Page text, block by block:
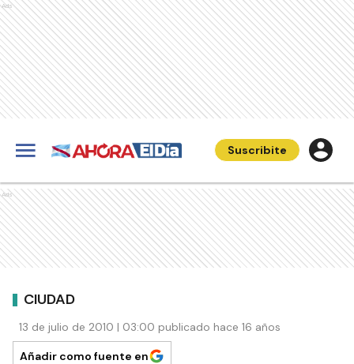
Ads
Suscribite
Ads
CIUDAD
13 de julio de 2010 | 03:00 publicado hace 16 años
Añadir como fuente en